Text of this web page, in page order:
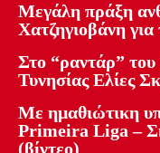
Μεγάλη πράξη
Χατζηγιοβάνη
Στο “ραντάρ”
Τυνησίας Ελίες
Με ημαθιώτικη
Primeira Liga –
(βίντεο)